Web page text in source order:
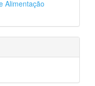
Alimentação